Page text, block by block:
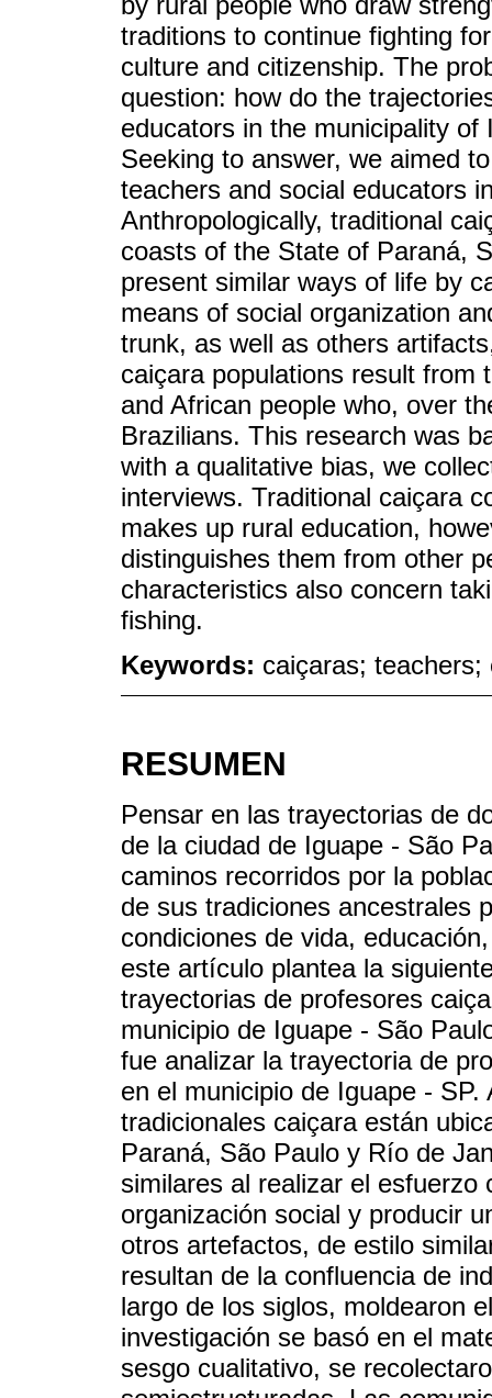
traditions to continue fighting
culture and citizenship. The
question: how do the
educators in the municipality
Seeking to answer, we aimed
teachers and social educators
Anthropologically, traditional
coasts of the State of Paraná,
present similar ways of life by
means of social organization
trunk, as well as others
caiçara populations result from
and African people who, over
Brazilians. This research was
with a qualitative bias, we
interviews. Traditional caiçara
makes up rural education,
distinguishes them from other
characteristics also concern
fishing.
Keywords: caiçaras;
RESUMEN
Pensar en las trayectorias de
de la ciudad de Iguape - São
caminos recorridos por la
de sus tradiciones ancestrales
condiciones de vida,
este artículo plantea la
trayectorias de profesores
municipio de Iguape - São
fue analizar la trayectoria de
en el municipio de Iguape -
tradicionales caiçara están
Paraná, São Paulo y Río de
similares al realizar el
organización social y producir
otros artefactos, de estilo
resultan de la confluencia de
largo de los siglos, moldearon
investigación se basó en el
sesgo cualitativo, se